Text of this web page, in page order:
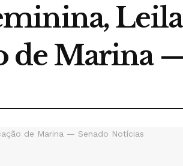
de Marina